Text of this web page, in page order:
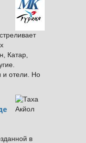
Катар,
и отели. Но
в